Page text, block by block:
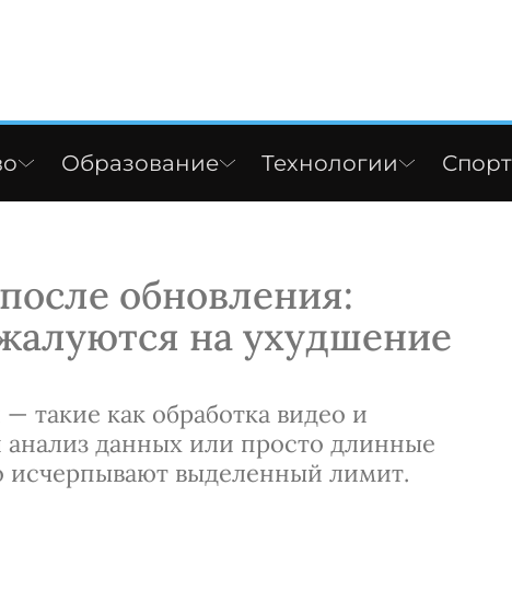
Образование Технологии Спорт
обновления:
на ухудшение
такие как обработка видео и
данных или просто длинные
исчерпывают выделенный лимит.